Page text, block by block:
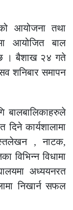
आयोजना तथा
आयोजित बाल
छ । बैशाख २४ गते
शनिबार समापन
बालबालिकाहरुले
कार्यशालामा
, नाटक,
विभिन्न विधामा
अध्ययनरत
निखार्न सफल